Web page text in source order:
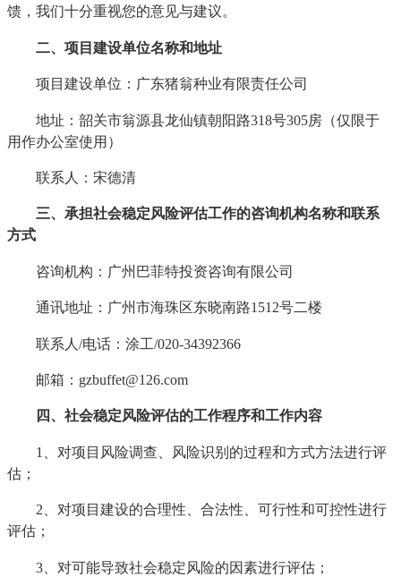
馈，我们十分重视您的意见与建议。
二、项目建设单位名称和地址
项目建设单位：广东猪翁种业有限责任公司
地址：韶关市翁源县龙仙镇朝阳路318号305房（仅限于
用作办公室使用）
联系人：宋德清
三、承担社会稳定风险评估工作的咨询机构名称和联系
方式
咨询机构：广州巴菲特投资咨询有限公司
通讯地址：广州市海珠区东晓南路1512号二楼
联系人/电话：涂工/020-34392366
邮箱：gzbuffet@126.com
四、社会稳定风险评估的工作程序和工作内容
1、对项目风险调查、风险识别的过程和方式方法进行评
估；
2、对项目建设的合理性、合法性、可行性和可控性进行
评估；
3、对可能导致社会稳定风险的因素进行评估；